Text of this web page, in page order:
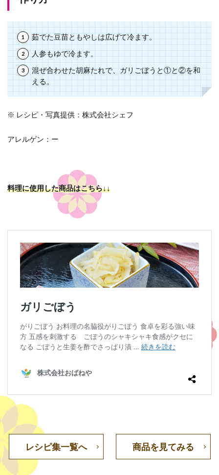
茹でた豆苗ともやしは広げて冷ます。
人参もゆで冷ます。
混ぜ合わせた胡麻たれで、ガリごぼうと①と②を和
える。
※ レシピ・写真提供：株式会社シェフ
アレルゲン：ー
料理に使用した商品はこちら↓↓
レシピ集一覧へ 商品を見てみる